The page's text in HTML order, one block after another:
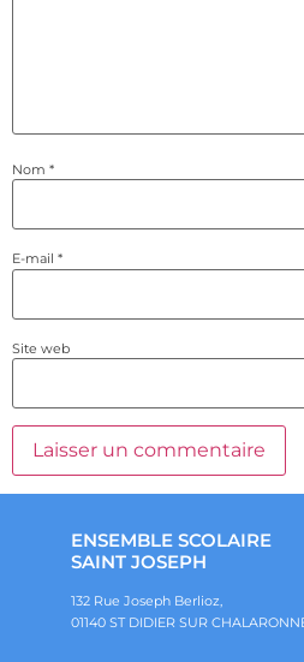
Nom *
E-mail *
Site web
ENSEMBLE SCOLAIRE
SAINT JOSEPH
132 Rue Joseph Berlioz,
01140 ST DIDIER SUR